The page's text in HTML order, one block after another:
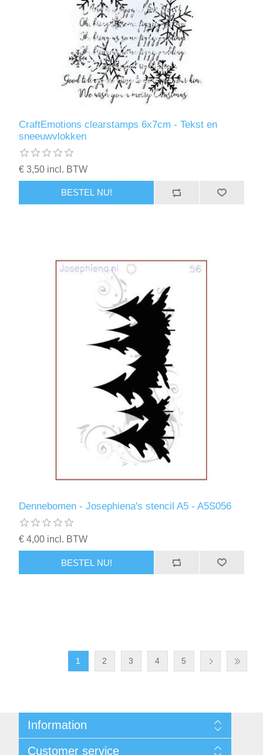
CraftEmotions clearstamps 6x7cm - Tekst en
sneeuwvlokken
€ 3,50 incl. BTW
BESTEL NU!
Dennebomen - Josephiena's stencil A5 - A5S056
€ 4,00 incl. BTW
BESTEL NU!
1 2 3 4 5
Information
Customer service